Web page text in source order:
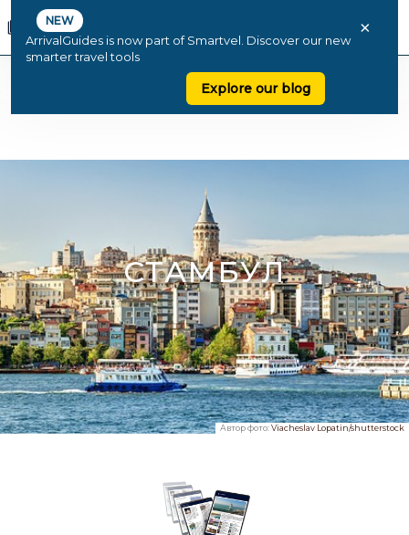
NEW
ArrivalGuides is now part of Smartvel. Discover our new
smarter travel tools
Explore our blog
×
СТАМБУЛ
Автор фото:Viacheslav Lopatin/shutterstock